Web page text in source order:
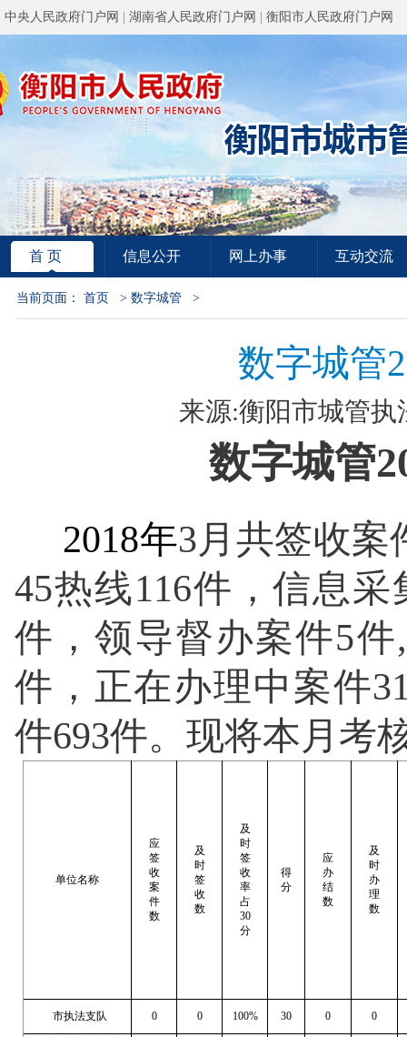
中央人民政府门户网 湖南省人民政府门户网 衡阳市人民政府门户网
首 页 信息公开 网上办事 互动交流
当前页面： 首页 > 数字城管 >
数字城管
来源:衡阳市城管执
数字城管
2018年3月共签收案
45热线116件，信息采
件，领导督办案件5件,
件，正在办理中案件
件693件。现将本月考
单位名称
应
签
收
案
件
数
及
时
签
收
数
及
时
签
收
率
占
30
分
得
分
应
办
结
数
及
时
办
理
数
市执法支队 0 0 100% 30 0 0